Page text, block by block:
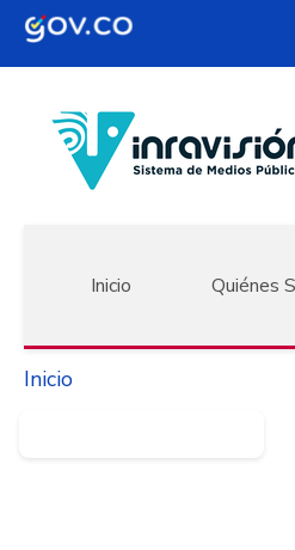
Pasar al contenido principal
Inicio Quiénes
Inicio